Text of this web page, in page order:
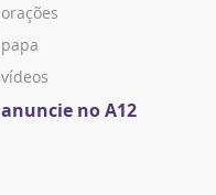
orações
papa
vídeos
anuncie no A12